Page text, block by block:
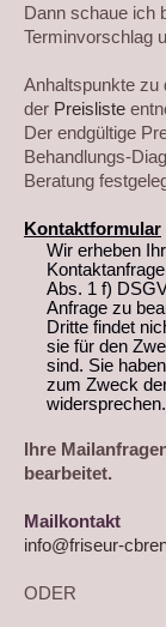
Dann schaue ich
Terminvorschlag
Anhaltspunkte zu
der Preisliste
Der endgültige
Behandlungs-
Beratung
Kontaktformular
Wir erheben
Abs. 1 f)
Anfrage zu
Dritte findet
sie für den
sind. Sie
zum Zweck
widersprechen.
Ihre
bearbeitet.
Mailkontakt
info@friseur-
ODER